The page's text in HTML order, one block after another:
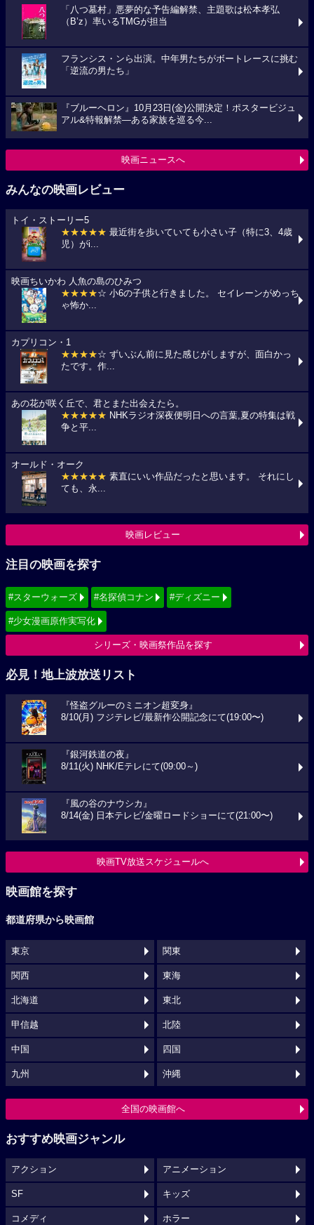
「八つ墓村」悪夢的な予告編解禁、主題歌は松本孝弘
（B’z）率いるTMGが担当
フランシス・ンら出演。中年男たちがボートレースに挑む
「逆流の男たち」
『ブルーヘロン』10月23日(金)公開決定！ポスタービジュ
アル&特報解禁―ある家族を巡る今...
映画ニュースへ
みんなの映画レビュー
トイ・ストーリー5
★★★★★ 最近街を歩いていても小さい子（特に3、4歳
児）がi...
映画ちいかわ 人魚の島のひみつ
★★★★☆ 小6の子供と行きました。 セイレーンがめっち
ゃ怖か...
カプリコン・1
★★★★☆ ずいぶん前に見た感じがしますが、面白かっ
たです。作...
あの花が咲く丘で、君とまた出会えたら。
★★★★★ NHKラジオ深夜便明日への言葉,夏の特集は戦
争と平...
オールド・オーク
★★★★★ 素直にいい作品だったと思います。 それにし
ても、永...
映画レビュー
注目の映画を探す
#スターウォーズ #名探偵コナン #ディズニー
#少女漫画原作実写化
シリーズ・映画祭作品を探す
必見！地上波放送リスト
『怪盗グルーのミニオン超変身』
8/10(月) フジテレビ/最新作公開記念にて(19:00〜)
『銀河鉄道の夜』
8/11(火) NHK/Eテレにて(09:00～)
『風の谷のナウシカ』
8/14(金) 日本テレビ/金曜ロードショーにて(21:00〜)
映画TV放送スケジュールへ
映画館を探す
都道府県から映画館
東京 関東
関西 東海
北海道 東北
甲信越 北陸
中国 四国
九州 沖縄
全国の映画館へ
おすすめ映画ジャンル
アクション アニメーション
SF キッズ
コメディ ホラー